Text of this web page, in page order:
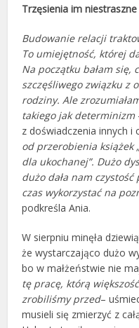
Trzęsienia im niestraszne
Budowanie relacji
To umiejętność, której
Na początku bałam się,
szczęśliwego związku z
rodziny. Ale
takiego jak determinizm
z doświadczenia innych i
od przerobienia książek
dla ukochanej”. Dużo
dużo dała nam
czas wykorzystać na
podkreśla Ania.
W sierpniu minęła
że wystarczająco dużo
bo w małżeństwie nie
tę pracę, którą
zrobiliśmy przed–
musieli się zmierzyć z